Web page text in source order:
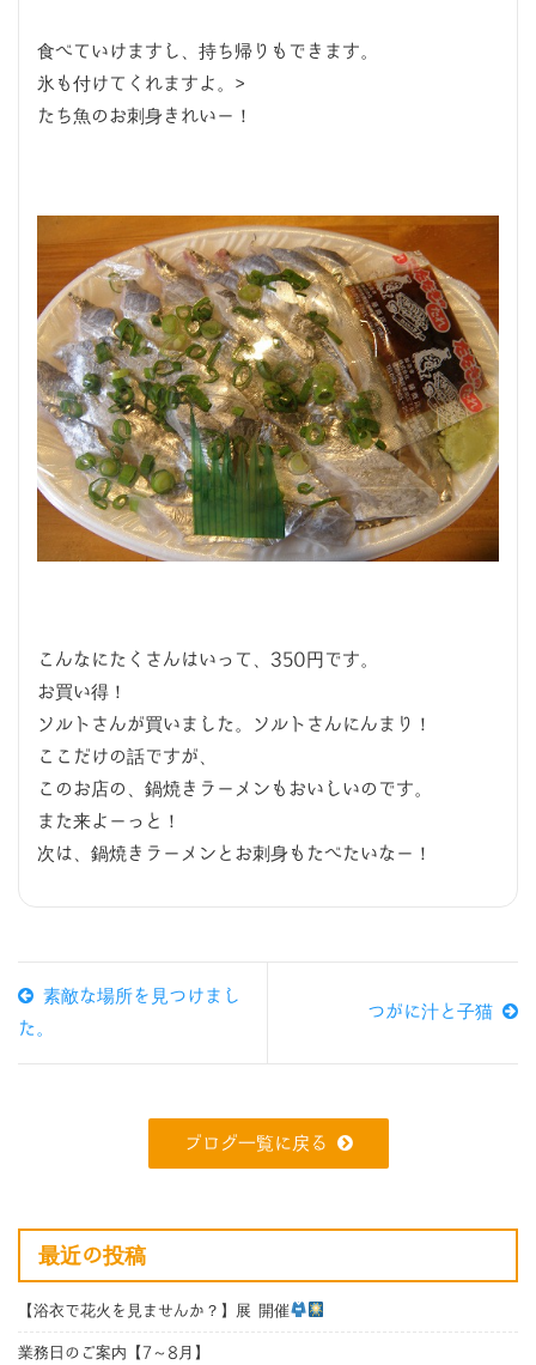
食べていけますし、持ち帰りもできます。
氷も付けてくれますよ。>
たち魚のお刺身きれいー！
こんなにたくさんはいって、350円です。
お買い得！
ソルトさんが買いました。ソルトさんにんまり！
ここだけの話ですが、
このお店の、鍋焼きラーメンもおいしいのです。
また来よーっと！
次は、鍋焼きラーメンとお刺身もたべたいなー！
素敵な場所を見つけまし
た。
つがに汁と子猫
ブログ一覧に戻る
最近の投稿
【浴衣で花火を見ませんか？】展 開催
業務日のご案内【7～8月】